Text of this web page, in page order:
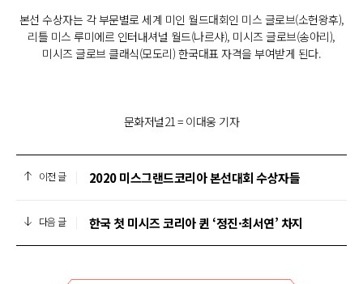
본선 수상자는 각 부문별로 세계 미인 월드대회인 미스 글로브(소헌왕후),
리틀 미스 루미에르 인터내셔널 월드(나르샤), 미시즈 글로브(송아리),
미시즈 글로브 클래식(모도리) 한국대표 자격을 부여받게 된다.
문화저널21 = 이대웅 기자
이전 글 2020 미스그랜드코리아 본선대회 수상자들
다음 글 한국 첫 미시즈 코리아 퀸 ‘정진·최서연’ 차지